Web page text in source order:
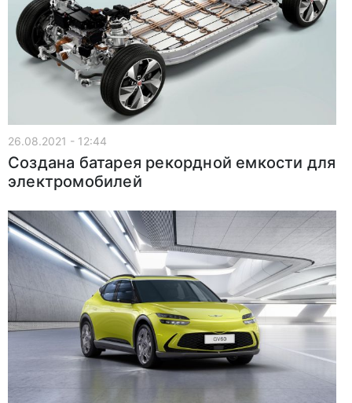
26.08.2021 - 12:44
Создана батарея рекордной емкости для
электромобилей